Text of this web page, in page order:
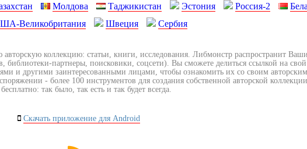
Молдова Таджикистан Эстония Россия-2
Великобритания
Швеция Сербия
коллекцию: статьи, книги, исследования. Либмонстр распространит Ваши
библиотеки-партнеры, поисковики, соцсети). Вы сможете делиться ссылкой на свой
и другими заинтересованными лицами, чтобы ознакомить их со своим авторским
- более 100 инструментов для создания собственной авторской
так было, так есть и так будет всегда.
Скачать приложение для Android